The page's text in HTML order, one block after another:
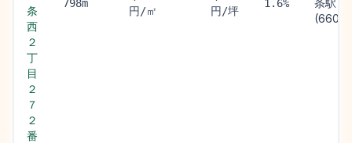
条
西
２
丁
目
２
７
２
番
798m
円/㎡
円/坪
1.6%
条駅
(660m)